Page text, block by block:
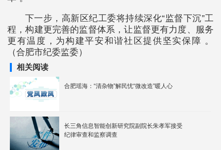
下一步，高新区纪工委将持续深化“监督下沉”工
程，构建更完善的监督体系，让监督更有力度、服务
更有温度，为构建平安和谐社区提供坚实保障 。
（合肥市纪委监委）
相关阅读
合肥瑶海：“清杂物”解民忧“微改造”暖人心
长三角信息智能创新研究院副院长朱孝军接受
纪律审查和监察调查